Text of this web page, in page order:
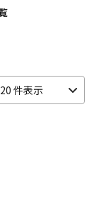
20 件表示